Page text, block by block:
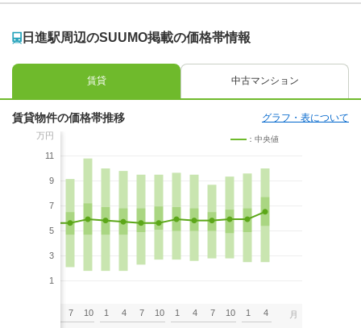
日進駅周辺のSUUMO掲載の価格帯情報
賃貸 中古マンション
賃貸物件の価格帯推移 グラフ・表について
万円
11
9
7
5
3
1
：中央値
7 10 1 4 7 10 1 4 7 10 1 4 月